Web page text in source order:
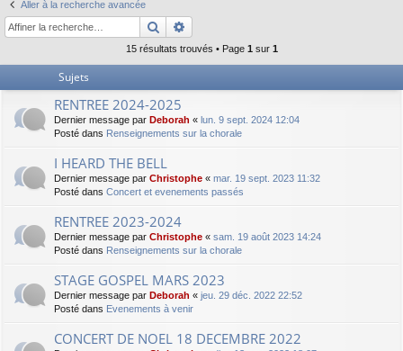
pi
de
c
Aller à la recherche avancée
Rechercher
15 résultats trouvés • Page 1 sur 1
Sujets
RENTREE 2024-2025
Dernier message par Deborah « lun. 9 sept. 2024 12:04
Posté dans Renseignements sur la chorale
I HEARD THE BELL
Dernier message par Christophe « mar. 19 sept. 2023 11:32
Posté dans Concert et evenements passés
RENTREE 2023-2024
Dernier message par Christophe « sam. 19 août 2023 14:24
Posté dans Renseignements sur la chorale
STAGE GOSPEL MARS 2023
Dernier message par Deborah « jeu. 29 déc. 2022 22:52
Posté dans Evenements à venir
CONCERT DE NOEL 18 DECEMBRE 2022